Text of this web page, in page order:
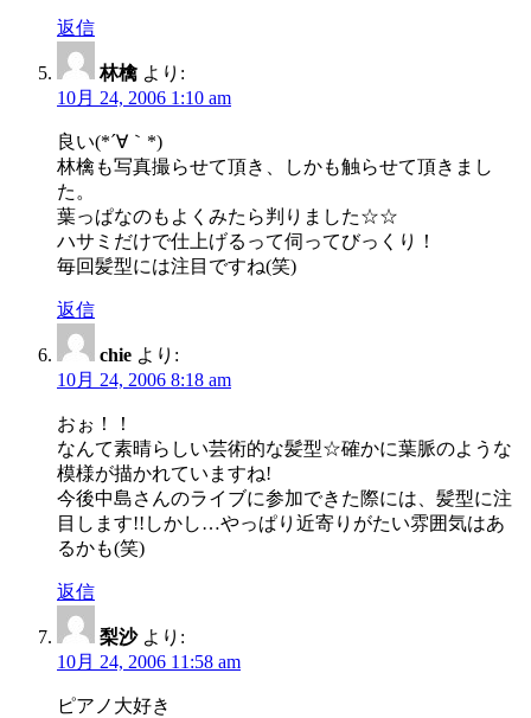
返信
林檎 より:
10月 24, 2006 1:10 am
良い(*´∀｀*)
林檎も写真撮らせて頂き、しかも触らせて頂きまし
た。
葉っぱなのもよくみたら判りました☆☆
ハサミだけで仕上げるって伺ってびっくり！
毎回髪型には注目ですね(笑)
返信
chie より:
10月 24, 2006 8:18 am
おぉ！！
なんて素晴らしい芸術的な髪型☆確かに葉脈のような
模様が描かれていますね!
今後中島さんのライブに参加できた際には、髪型に注
目します!!しかし…やっぱり近寄りがたい雰囲気はあ
るかも(笑)
返信
梨沙 より:
10月 24, 2006 11:58 am
ピアノ大好き